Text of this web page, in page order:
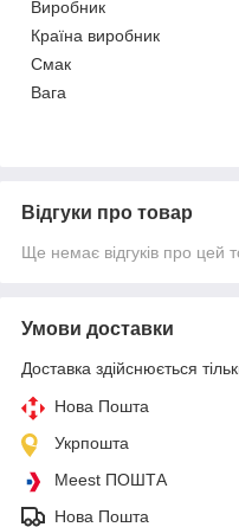
Виробник
Країна виробник
Смак
Вага
Відгуки про товар
Ще немає відгуків про цей
Умови доставки
Доставка здійснюється
Нова Пошта
Укрпошта
Meest ПОШТА
Нова Пошта